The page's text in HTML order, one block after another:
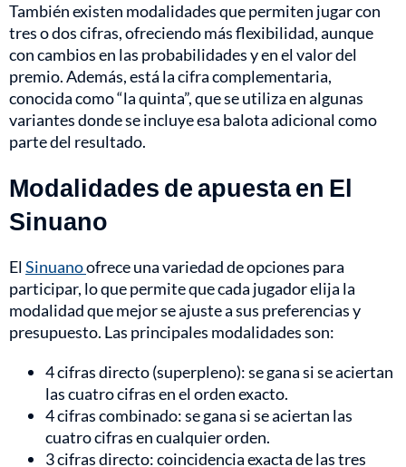
También existen modalidades que permiten jugar con
tres o dos cifras, ofreciendo más flexibilidad, aunque
con cambios en las probabilidades y en el valor del
premio. Además, está la cifra complementaria,
conocida como “la quinta”, que se utiliza en algunas
variantes donde se incluye esa balota adicional como
parte del resultado.
Modalidades de apuesta en El
Sinuano
ElSinuanoofrece una variedad de opciones para
participar, lo que permite que cada jugador elija la
modalidad que mejor se ajuste a sus preferencias y
presupuesto. Las principales modalidades son:
4 cifras directo (superpleno): se gana si se aciertan
las cuatro cifras en el orden exacto.
4 cifras combinado: se gana si se aciertan las
cuatro cifras en cualquier orden.
3 cifras directo: coincidencia exacta de las tres